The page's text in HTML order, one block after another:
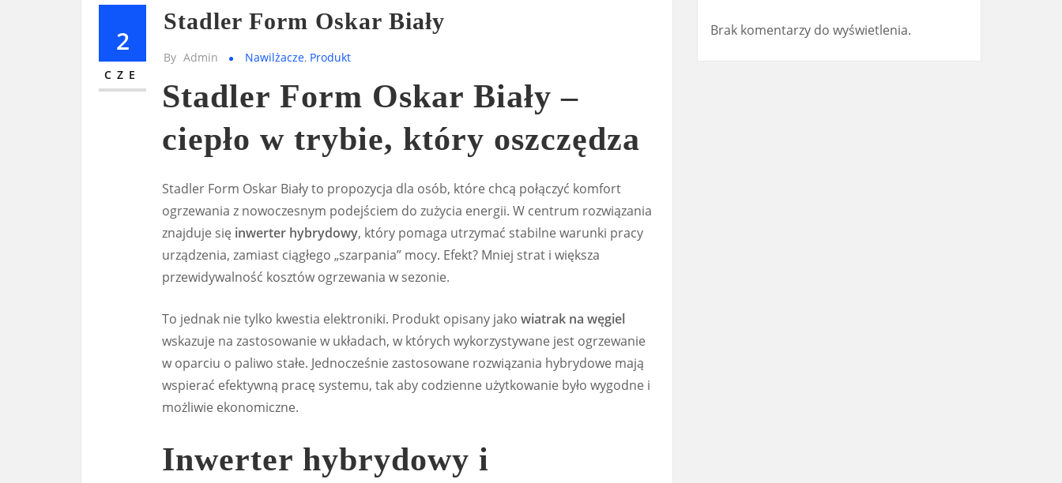
2
CZE
Stadler Form Oskar Biały
By Admin Nawilżacze, Produkt
Stadler Form Oskar Biały –
ciepło w trybie, który oszczędza
Stadler Form Oskar Biały to propozycja dla osób, które chcą połączyć komfort
ogrzewania z nowoczesnym podejściem do zużycia energii. W centrum rozwiązania
znajduje się inwerter hybrydowy, który pomaga utrzymać stabilne warunki pracy
urządzenia, zamiast ciągłego „szarpania” mocy. Efekt? Mniej strat i większa
przewidywalność kosztów ogrzewania w sezonie.
To jednak nie tylko kwestia elektroniki. Produkt opisany jako wiatrak na węgiel
wskazuje na zastosowanie w układach, w których wykorzystywane jest ogrzewanie
w oparciu o paliwo stałe. Jednocześnie zastosowane rozwiązania hybrydowe mają
wspierać efektywną pracę systemu, tak aby codzienne użytkowanie było wygodne i
możliwie ekonomiczne.
Inwerter hybrydowy i
Brak komentarzy do wyświetlenia.